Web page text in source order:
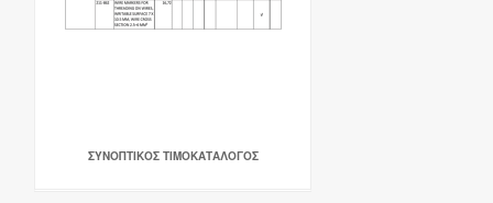
ΣΥΝΟΠΤΙΚΟΣ ΤΙΜΟΚΑΤΑΛΟΓΟΣ